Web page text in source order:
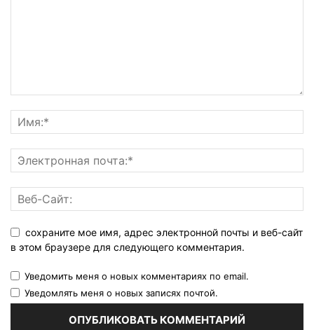
сохраните мое имя, адрес электронной почты и веб-сайт
в этом браузере для следующего комментария.
Уведомить меня о новых комментариях по email.
Уведомлять меня о новых записях почтой.